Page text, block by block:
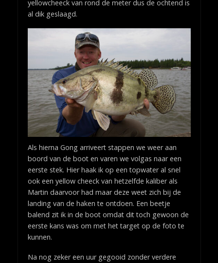
yellowcheeck van rond de meter dus de ochtend is
al dik geslaagd.
Als hierna Gong arriveert stappen we weer aan
boord van de boot en varen we volgas naar een
eerste stek. Hier haak ik op een topwater al snel
ook een yellow cheeck van hetzelfde kaliber als
Martin daarvoor had maar deze weet zich bij de
landing van de haken te ontdoen. Een beetje
balend zit ik in de boot omdat dit toch gewoon de
eerste kans was om met het target op de foto te
kunnen.
Na nog zeker een uur gegooid zonder verdere